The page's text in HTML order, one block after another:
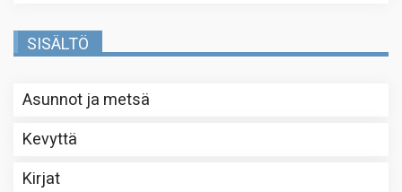
SISÄLTÖ
Asunnot ja metsä
Kevyttä
Kirjat